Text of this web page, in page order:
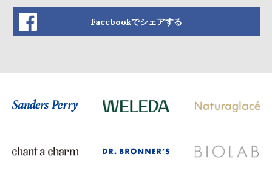
Facebookでシェアする